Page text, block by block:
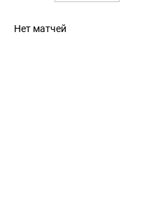
Нет матчей